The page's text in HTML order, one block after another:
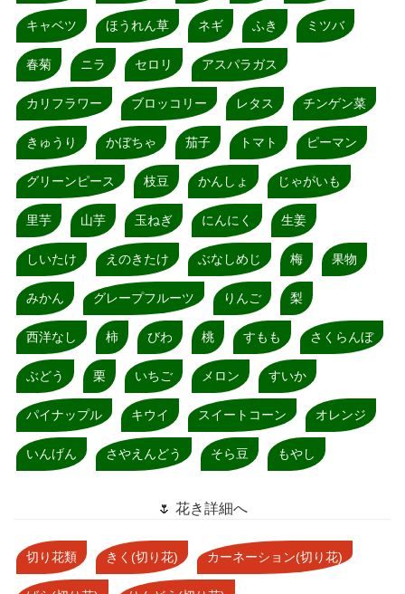
キャベツ ほうれん草 ネギ ふき ミツバ
春菊 ニラ セロリ アスパラガス
カリフラワー ブロッコリー レタス チンゲン菜
きゅうり かぼちゃ 茄子 トマト ピーマン
グリーンピース 枝豆 かんしょ じゃがいも
里芋 山芋 玉ねぎ にんにく 生姜
しいたけ えのきたけ ぶなしめじ 梅 果物
みかん グレープフルーツ りんご 梨
西洋なし 柿 びわ 桃 すもも さくらんぼ
ぶどう 栗 いちご メロン すいか
パイナップル キウイ スイートコーン オレンジ
いんげん さやえんどう そら豆 もやし
🌷 花き詳細へ
切り花類 きく(切り花) カーネーション(切り花)